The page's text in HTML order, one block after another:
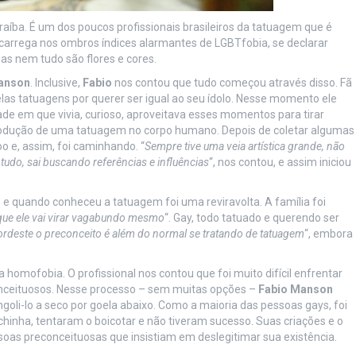
É um dos poucos profissionais brasileiros da tatuagem que é
nos ombros índices alarmantes de LGBTfobia, se declarar
nem tudo são flores e cores.
. Inclusive, Fabio nos contou que tudo começou através disso. Fã
tatuagens por querer ser igual ao seu ídolo. Nesse momento ele
em que vivia, curioso, aproveitava esses momentos para tirar
de uma tatuagem no corpo humano. Depois de coletar algumas
e, assim, foi caminhando. “Sempre tive uma veia artística grande, não
sai buscando referências e influências“, nos contou, e assim iniciou
quando conheceu a tatuagem foi uma reviravolta. A família foi
ele vai virar vagabundo mesmo“. Gay, todo tatuado e querendo ser
o preconceito é além do normal se tratando de tatuagem“, embora
homofobia. O profissional nos contou que foi muito difícil enfrentar
Nesse processo – sem muitas opções – Fabio Manson
lo a seco por goela abaixo. Como a maioria das pessoas gays, foi
tentaram o boicotar e não tiveram sucesso. Suas criações e o
preconceituosas que insistiam em deslegitimar sua existência.